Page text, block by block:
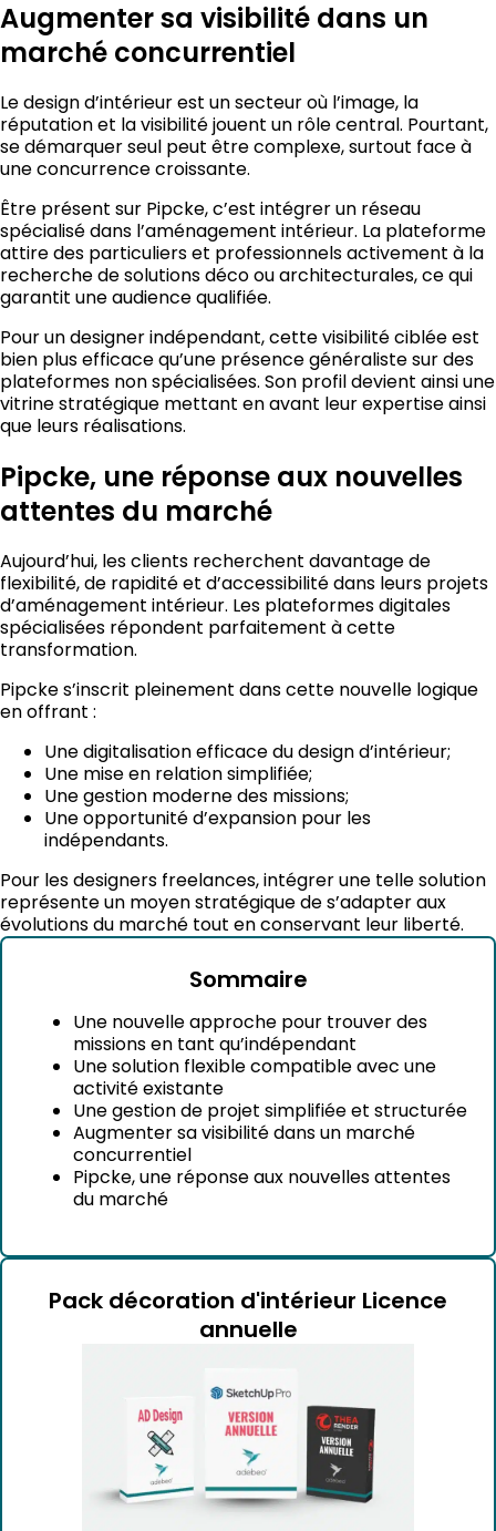
Augmenter sa visibilité dans un
marché concurrentiel
Le design d’intérieur est un secteur où l’image, la
réputation et la visibilité jouent un rôle central. Pourtant,
se démarquer seul peut être complexe, surtout face à
une concurrence croissante.
Être présent sur Pipcke, c’est intégrer un réseau
spécialisé dans l’aménagement intérieur. La plateforme
attire des particuliers et professionnels activement à la
recherche de solutions déco ou architecturales, ce qui
garantit une audience qualifiée.
Pour un designer indépendant, cette visibilité ciblée est
bien plus efficace qu’une présence généraliste sur des
plateformes non spécialisées. Son profil devient ainsi une
vitrine stratégique mettant en avant leur expertise ainsi
que leurs réalisations.
Pipcke, une réponse aux nouvelles
attentes du marché
Aujourd’hui, les clients recherchent davantage de
flexibilité, de rapidité et d’accessibilité dans leurs projets
d’aménagement intérieur. Les plateformes digitales
spécialisées répondent parfaitement à cette
transformation.
Pipcke s’inscrit pleinement dans cette nouvelle logique
en offrant :
Une digitalisation efficace du design d’intérieur;
Une mise en relation simplifiée;
Une gestion moderne des missions;
Une opportunité d’expansion pour les
indépendants.
Pour les designers freelances, intégrer une telle solution
représente un moyen stratégique de s’adapter aux
évolutions du marché tout en conservant leur liberté.
Sommaire
Une nouvelle approche pour trouver des
missions en tant qu’indépendant
Une solution flexible compatible avec une
activité existante
Une gestion de projet simplifiée et structurée
Augmenter sa visibilité dans un marché
concurrentiel
Pipcke, une réponse aux nouvelles attentes
du marché
Pack décoration d'intérieur Licence
annuelle